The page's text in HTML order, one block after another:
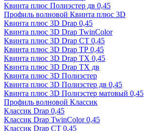
Квинта плюс Полиэстер дв 0,45
Профиль волновой Квинта плюс 3D
Квинта плюс 3D Drap 0,45
Квинта плюс 3D Drap TwinColor
Квинта плюс 3D Drap СТ 0,45
Квинта плюс 3D Drap ТР 0,45
Квинта плюс 3D Drap ТХ 0,45
Квинта плюс 3D Drap ТХ дв
Квинта плюс 3D Полиэстер
Квинта плюс 3D Полиэстер дв 0,45
Квинта плюс 3D Полиэстер матовый 0,45
Профиль волновой Классик
Классик Drap 0,45
Классик Drap TwinColor 0,45
Классик Drap СТ 0,45